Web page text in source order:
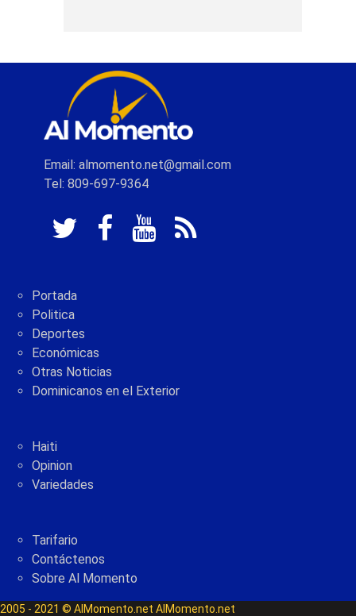
Email: almomento.net@gmail.com
Tel: 809-697-9364
Portada
Politica
Deportes
Económicas
Otras Noticias
Dominicanos en el Exterior
Haiti
Opinion
Variedades
Tarifario
Contáctenos
Sobre Al Momento
2005 - 2021 © AlMomento.net AlMomento.net